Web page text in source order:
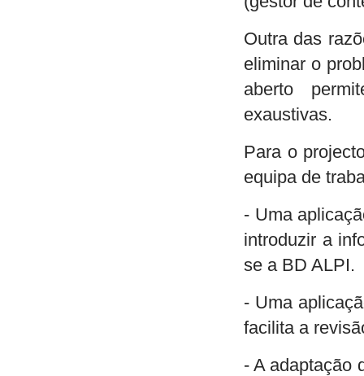
Outra das
eliminar o
aberto
exaustivas.
Para o
equipa de
- Uma
introduzir a
se a BD ALPI.
- Uma
facilita a
- A adaptação